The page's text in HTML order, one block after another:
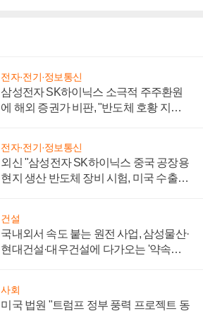
전자·전기·정보통신
삼성전자 SK하이닉스 소극적 주주환원
에 해외 증권가 비판, "반도체 호황 지속
전자·전기·정보통신
외신 "삼성전자 SK하이닉스 중국 공장용
현지 생산 반도체 장비 시험, 미국 수출통
건설
국내외서 속도 붙는 원전 사업, 삼성물산·
현대건설·대우건설에 다가오는 '약속의
사회
미국 법원 "트럼프 정부 풍력 프로젝트 동